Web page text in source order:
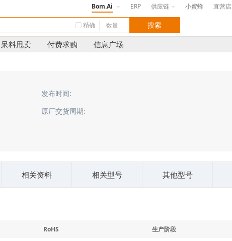
Bom.Ai ERP 供应链 小蜜蜂 直营店
精确
呆料甩卖 付费求购 信息广场
发布时间:
原厂交货周期:
相关资料 相关型号 其他型号
RoHS 生产阶段